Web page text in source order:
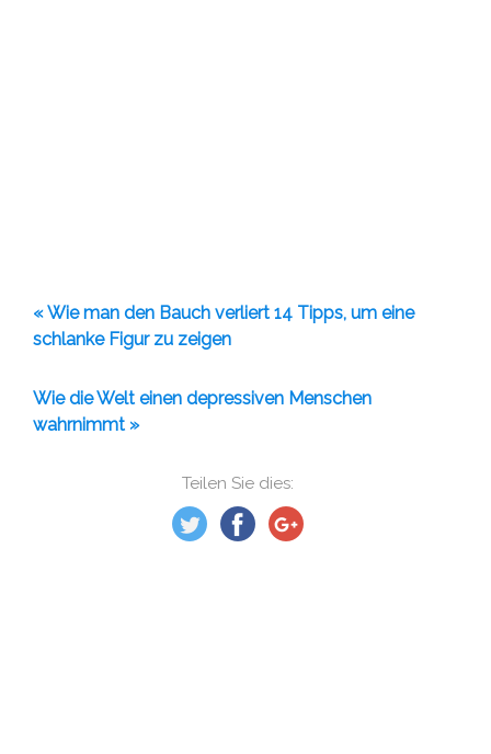
Teilen Sie dies:
« Wie man den Bauch verliert 14 Tipps, um eine
schlanke Figur zu zeigen
Wie die Welt einen depressiven Menschen
wahrnimmt »